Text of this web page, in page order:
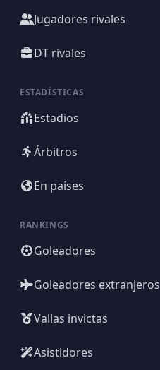
Jugadores rivales
DT rivales
ESTADÍSTICAS
Estadios
Árbitros
En países
RANKINGS
Goleadores
Goleadores extranjeros
Vallas invictas
Asistidores